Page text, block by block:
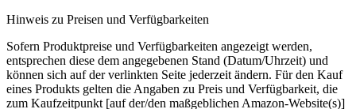
Hinweis zu Preisen und Verfügbarkeiten
Sofern Produktpreise und Verfügbarkeiten angezeigt werden,
entsprechen diese dem angegebenen Stand (Datum/Uhrzeit) und
können sich auf der verlinkten Seite jederzeit ändern. Für den Kauf
eines Produkts gelten die Angaben zu Preis und Verfügbarkeit, die
zum Kaufzeitpunkt [auf der/den maßgeblichen Amazon-Website(s)]